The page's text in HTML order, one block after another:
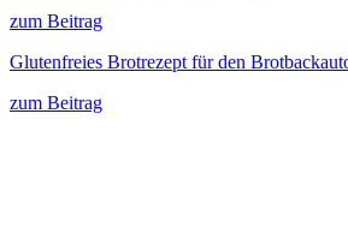
zum Beitrag
Glutenfreies Brotrezept für den
zum Beitrag